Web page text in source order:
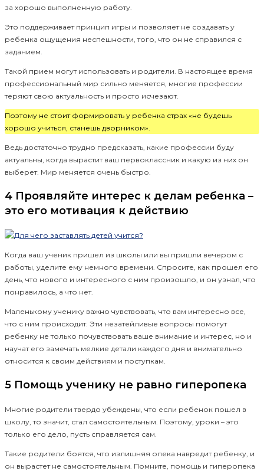
за хорошо выполненную работу.
Это поддерживает принцип игры и позволяет не создавать у
ребенка ощущения неспешности, того, что он не справился с
заданием.
Такой прием могут использовать и родители. В настоящее время
профессиональный мир сильно меняется, многие профессии
теряют свою актуальность и просто исчезают.
Поэтому не стоит формировать у ребенка страх «не будешь
хорошо учиться, станешь дворником».
Ведь достаточно трудно предсказать, какие профессии буду
актуальны, когда вырастит ваш первоклассник и какую из них он
выберет. Мир меняется очень быстро.
4 Проявляйте интерес к делам ребенка –
это его мотивация к действию
Когда ваш ученик пришел из школы или вы пришли вечером с
работы, уделите ему немного времени. Спросите, как прошел его
день, что нового и интересного с ним произошло, и он узнал, что
понравилось, а что нет.
Маленькому ученику важно чувствовать, что вам интересно все,
что с ним происходит. Эти незатейливые вопросы помогут
ребенку не только почувствовать ваше внимание и интерес, но и
научат его замечать мелкие детали каждого дня и внимательно
относится к своим действиям и поступкам.
5 Помощь ученику не равно гиперопека
Многие родители твердо убеждены, что если ребенок пошел в
школу, то значит, стал самостоятельным. Поэтому, уроки – это
только его дело, пусть справляется сам.
Такие родители боятся, что излишняя опека навредит ребенку, и
он вырастет не самостоятельным. Помните, помощь и гиперопека